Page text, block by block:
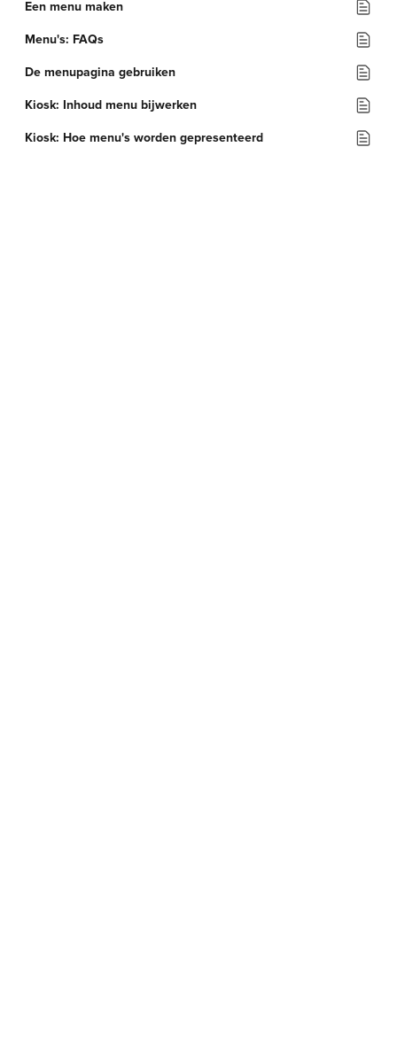
Een menu maken
Menu's: FAQs
De menupagina gebruiken
Kiosk: Inhoud menu bijwerken
Kiosk: Hoe menu's worden gepresenteerd